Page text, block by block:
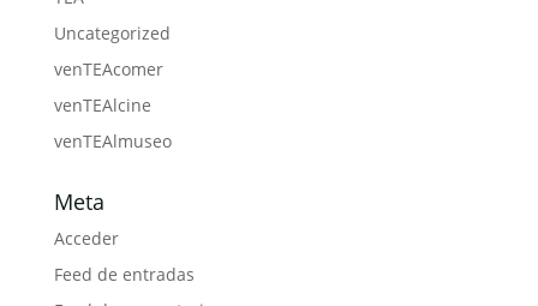
Uncategorized
venTEAcomer
venTEAlcine
venTEAlmuseo
Meta
Acceder
Feed de entradas